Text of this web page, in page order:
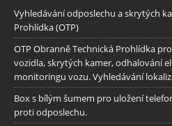
Vyhledávání odposlechu a skrytých
Prohlídka (OTP)
OTP Obranně Technická Prohlídka
vozidla, skrytých kamer, odhalování
monitoringu vozu. Vyhledávání
Box s bílým šumem pro uložení
proti odposlechu.